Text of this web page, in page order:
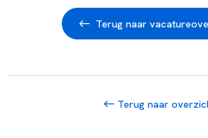
Terug naar
Terug naar